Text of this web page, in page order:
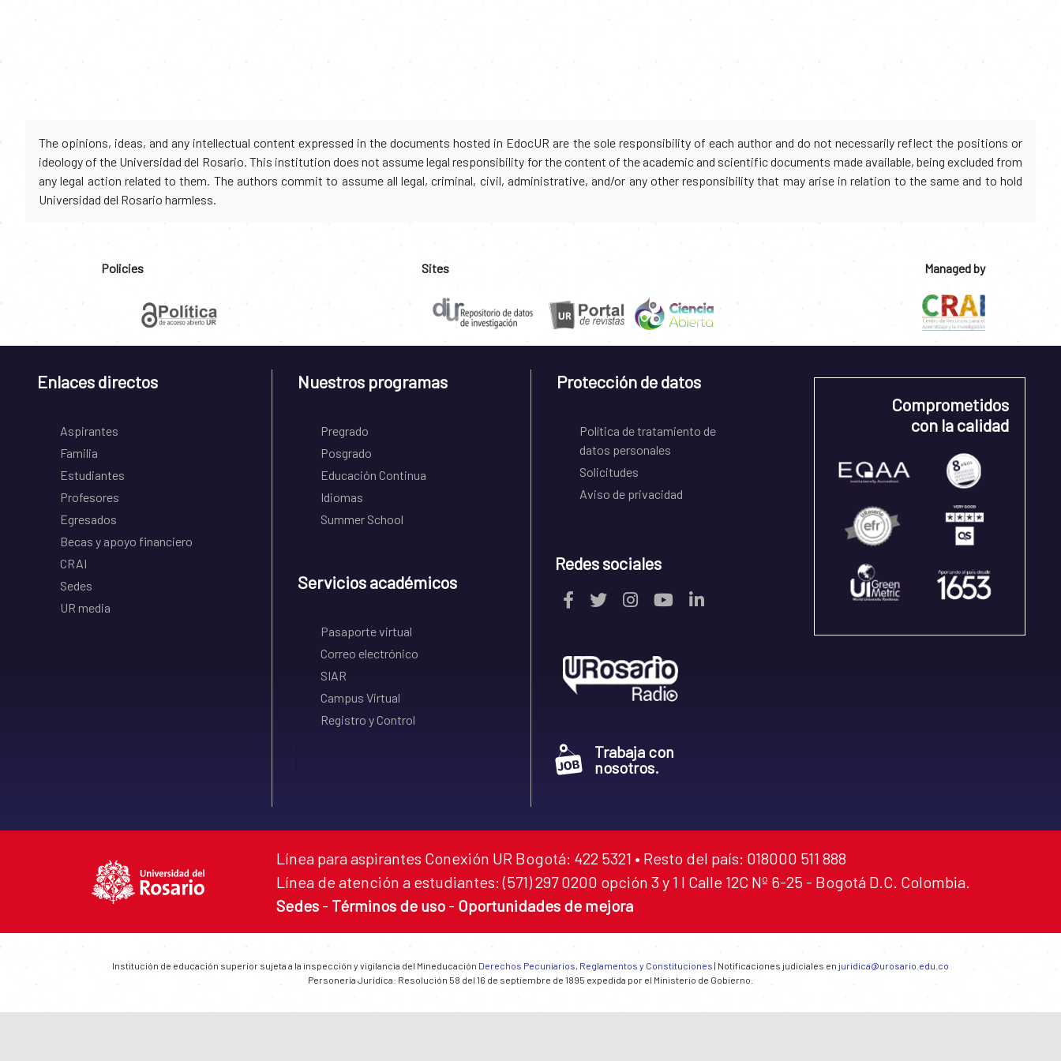
The opinions, ideas, and any intellectual content expressed in the documents hosted in EdocUR are the sole responsibility of each author and do not necessarily reflect the positions or
ideology of the Universidad del Rosario. This institution does not assume legal responsibility for the content of the academic and scientific documents made available, being excluded from
any legal action related to them. The authors commit to assume all legal, criminal, civil, administrative, and/or any other responsibility that may arise in relation to the same and to hold
Universidad del Rosario harmless.
Policies Sites Managed by
Enlaces directos
Aspirantes
Familia
Estudiantes
Profesores
Egresados
Becas y apoyo financiero
CRAI
Sedes
UR media
Nuestros programas
Pregrado
Posgrado
Educación Continua
Idiomas
Summer School
Servicios académicos
Pasaporte virtual
Correo electrónico
SIAR
Campus Virtual
Registro y Control
Protección de datos
Política de tratamiento de
datos personales
Solicitudes
Aviso de privacidad
Redes sociales
Trabaja con
nosotros.
Comprometidos
con la calidad
Línea para aspirantes Conexión UR Bogotá: 422 5321 • Resto del país: 018000 511 888
Línea de atención a estudiantes: (571) 297 0200 opción 3 y 1 I Calle 12C Nº 6-25 - Bogotá D.C. Colombia.
Sedes - Términos de uso - Oportunidades de mejora
Institución de educación superior sujeta a la inspección y vigilancia del Mineducación Derechos Pecuniarios, Reglamentos y Constituciones | Notificaciones judiciales en juridica@urosario.edu.co
Personería Jurídica: Resolución 58 del 16 de septiembre de 1895 expedida por el Ministerio de Gobierno.